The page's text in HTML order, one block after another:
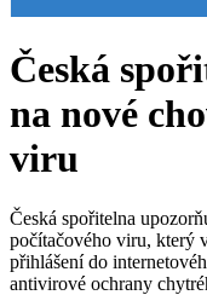
Česká
na nové
viru
Česká spořitelna
počítačového viru, který
přihlášení do
antivirové ochrany